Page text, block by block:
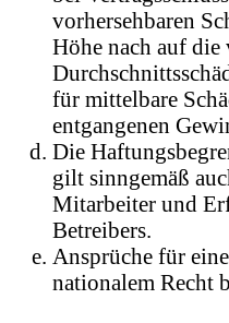
vorhersehbaren
Höhe nach auf die
für mittelbare
entgangenen
Die
gilt sinngemäß
Mitarbeiter und
Betreibers.
Ansprüche für
nationalem Recht